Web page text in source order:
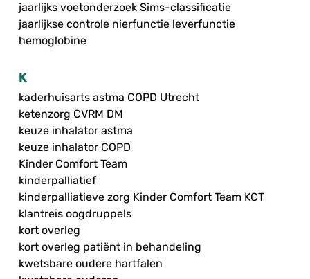
jaarlijks voetonderzoek Sims-classificatie
jaarlijkse controle nierfunctie leverfunctie
hemoglobine
K
kaderhuisarts astma COPD Utrecht
ketenzorg CVRM DM
keuze inhalator astma
keuze inhalator COPD
Kinder Comfort Team
kinderpalliatief
kinderpalliatieve zorg Kinder Comfort Team KCT
klantreis oogdruppels
kort overleg
kort overleg patiënt in behandeling
kwetsbare oudere hartfalen